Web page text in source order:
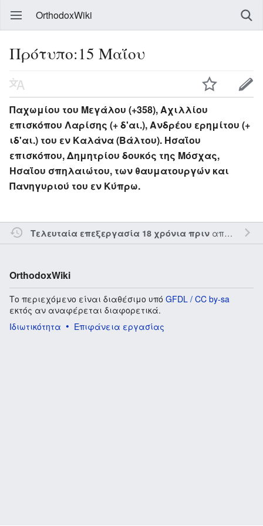
OrthodoxWiki
Πρότυπο:15 Μαΐου
Παχωμίου του Μεγάλου (+358), Αχιλλίου
επισκόπου Λαρίσης (+ δ'αι.), Ανδρέου ερημίτου (+
ιδ'αι.) του εν Καλάνα (Βάλτου). Ησαΐου
επισκόπου, Δημητρίου δουκός της Μόσχας,
Ησαΐου σπηλαιώτου, των θαυματουργών και
Πανηγυριού του εν Κύπρω.
Τελευταία επεξεργασία 18 χρόνια πριναπό τον την
OrthodoxWiki
Το περιεχόμενο είναι διαθέσιμο υπό GFDL / CC by-sa
εκτός αν αναφέρεται διαφορετικά.
Ιδιωτικότητα
Επιφάνεια εργασίας